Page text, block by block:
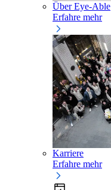
Über Eye-Able
Erfahre mehr
Karriere
Erfahre mehr